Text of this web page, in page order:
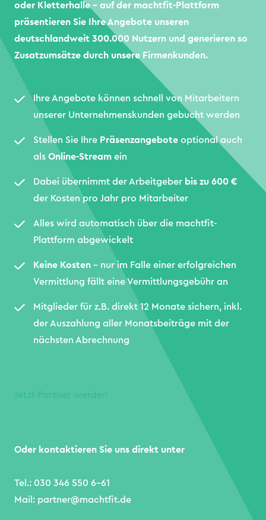
oder Kletterhalle – auf der machtfit-Plattform
präsentieren Sie Ihre Angebote unseren
deutschlandweit 300.000 Nutzern und generieren so
Zusatzumsätze durch unsere Firmenkunden.
Ihre Angebote können schnell von Mitarbeitern
unserer Unternehmenskunden gebucht werden
Stellen Sie Ihre Präsenzangebote optional auch
als Online-Stream ein
Dabei übernimmt der Arbeitgeber bis zu 600 €
der Kosten pro Jahr pro Mitarbeiter
Alles wird automatisch über die machtfit-
Plattform abgewickelt
Keine Kosten – nur im Falle einer erfolgreichen
Vermittlung fällt eine Vermittlungsgebühr an
Mitglieder für z.B. direkt 12 Monate sichern, inkl.
der Auszahlung aller Monatsbeiträge mit der
nächsten Abrechnung
Jetzt Partner werden
Oder kontaktieren Sie uns direkt unter
Tel.: 030 346 550 6-61
Mail: partner@machtfit.de